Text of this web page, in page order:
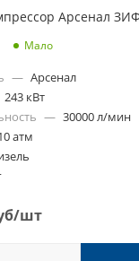
Арсенал
Мало
— Арсенал
243 кВт
— 30000 л/мин
атм
/шт